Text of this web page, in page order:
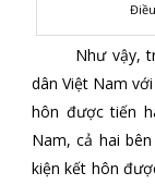
Như vậy,
dân Việt Nam
hôn được tiến
Nam, cả hai
kiện kết hôn